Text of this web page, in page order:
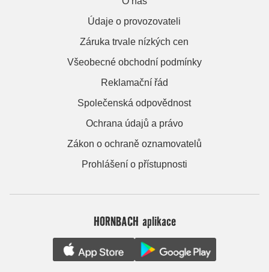
Údaje o provozovateli
Záruka trvale nízkých cen
Všeobecné obchodní podmínky
Reklamační řád
Společenská odpovědnost
Ochrana údajů a právo
Zákon o ochraně oznamovatelů
Prohlášení o přístupnosti
HORNBACH aplikace